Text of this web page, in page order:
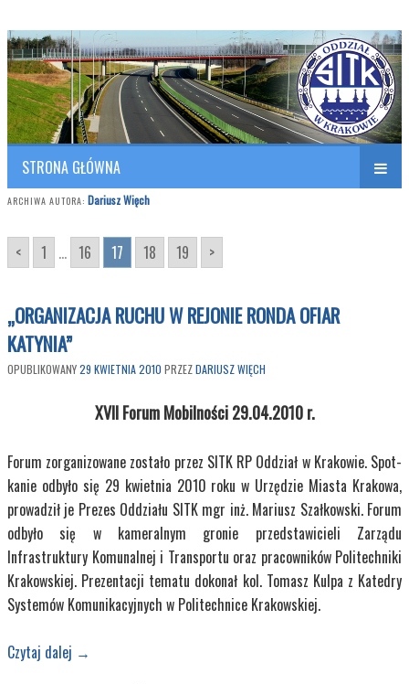
SITK RP Oddział w KRAKOWIE
Polish Association of Engineers & Technicians of Transportation
STRONA GŁÓWNA
ARCHIWA AUTORA: Dariusz Więch
< 1 ... 16 17 18 19 >
„ORGANIZACJA RUCHU W REJONIE RONDA OFIAR
KATYNIA”
OPUBLIKOWANY29 KWIETNIA 2010 PRZEZDARIUSZ WIĘCH
XVII Forum Mobilności 29.04.2010 r.
Forum zorganizowane zostało przez SITK RP Oddział w Krakowie. Spot­
kanie odbyło się 29 kwietnia 2010 roku w Urzędzie Miasta Krakowa,
prowa­dził je Prezes Oddziału SITK mgr inż. Mariusz Szałkowski. Forum
odbyło się w kameralnym gronie przedstawicieli Zarządu
Infrastruktury Komunalnej i Transportu oraz pracowników Politechniki
Krakowskiej. Prezentacji tematu dokonał kol. Tomasz Kulpa z Katedry
Systemów Komunikacyjnych w Poli­technice Krakowskiej.
Czytaj dalej →